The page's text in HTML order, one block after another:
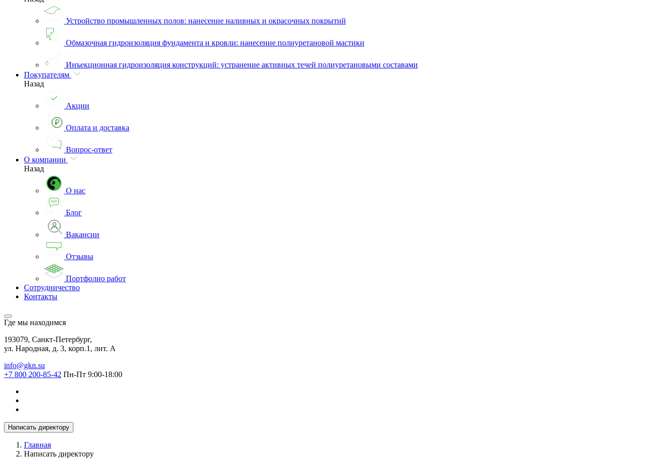
Устройство промышленных полов: нанесение наливных и окрасочных покрытий
Обмазочная гидроизоляция фундамента и кровли: нанесение полиуретановой мастики
Инъекционная гидроизоляция конструкций: устранение активных течей полиуретановыми составами
Покупателям
Назад
Акции
Оплата и доставка
Вопрос-ответ
О компании
Назад
О нас
Блог
Вакансии
Отзывы
Портфолио работ
Сотрудничество
Контакты
Где мы находимся
193079, Санкт-Петербург,
ул. Народная, д. 3, корп.1, лит. А
info@gkn.su
+7 800 200-85-42 Пн-Пт 9:00-18:00
Написать директору
Главная
Написать директору